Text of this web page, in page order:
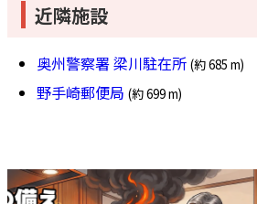
近隣施設
奥州警察署 梁川駐在所 (約 685 m)
野手崎郵便局 (約 699 m)